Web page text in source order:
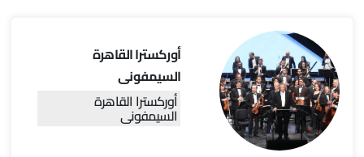
أوركسترا القاهرة
السيمفونى
أوركسترا القاهرة
السيمفونى